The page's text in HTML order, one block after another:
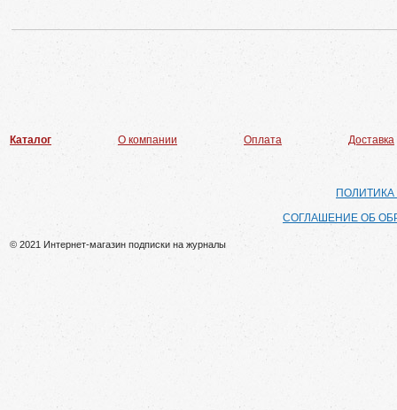
Каталог О компании Оплата Доставка
СОГЛАШЕНИЕ ОБ
© 2021 Интернет-магазин подписки на журналы